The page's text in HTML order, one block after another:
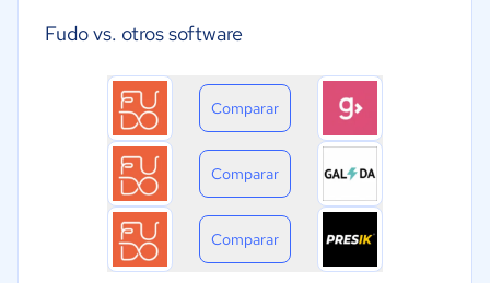
Fudo vs. otros software
Comparar
Comparar
Comparar